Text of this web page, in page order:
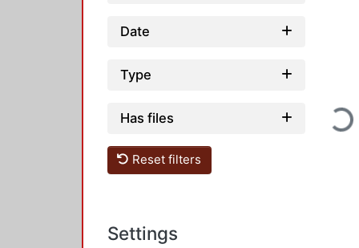
Date
Type
Has files
Reset filters
Settings